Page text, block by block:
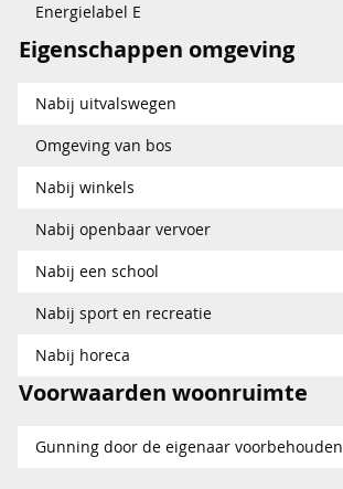
Energielabel E
Eigenschappen omgeving
Nabij uitvalswegen
Omgeving van bos
Nabij winkels
Nabij openbaar vervoer
Nabij een school
Nabij sport en recreatie
Nabij horeca
Voorwaarden woonruimte
Gunning door de eigenaar voorbehouden